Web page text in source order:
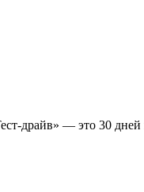
драйв» — это 30